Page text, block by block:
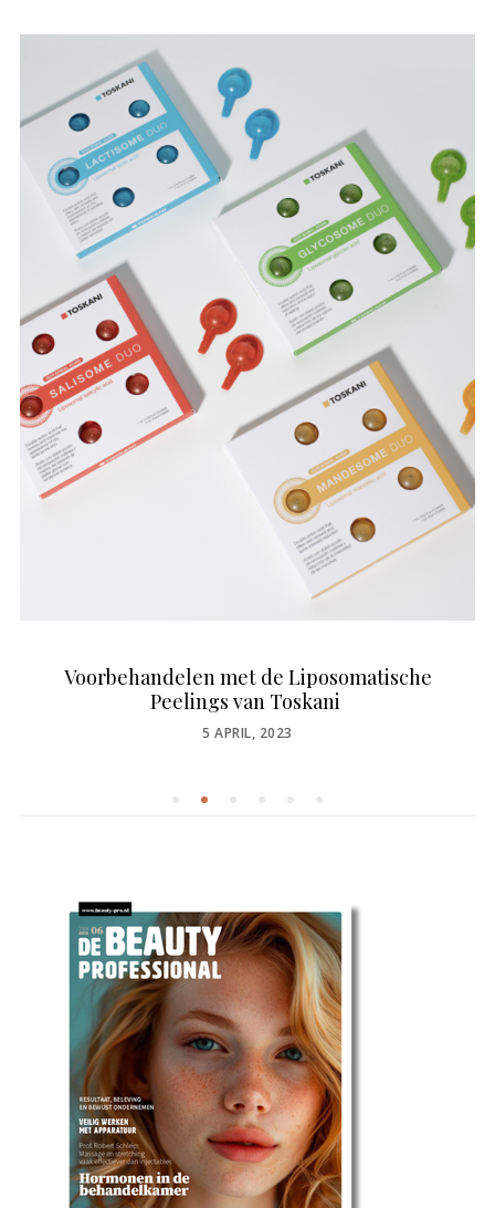
Voorbehandelen met de Liposomatische
Peelings van Toskani
POSTED
5 APRIL, 2023